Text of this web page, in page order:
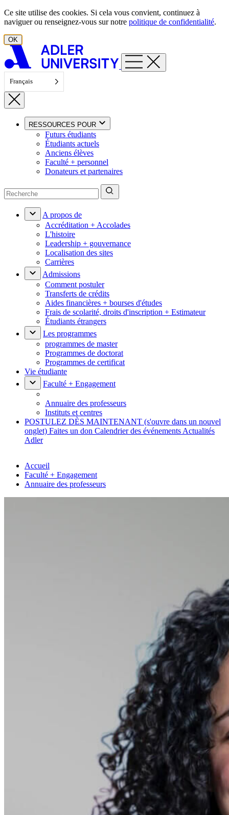
Aller au contenu
Ce site utilise des cookies. Si cela vous convient, continuez à
naviguer ou renseignez-vous sur notre politique de confidentialité.
OK
Français
RESSOURCES POUR
Futurs étudiants
Étudiants actuels
Anciens élèves
Faculté + personnel
Donateurs et partenaires
A propos de
Accréditation + Accolades
L'histoire
Leadership + gouvernance
Localisation des sites
Carrières
Admissions
Comment postuler
Transferts de crédits
Aides financières + bourses d'études
Frais de scolarité, droits d'inscription + Estimateur
Étudiants étrangers
Les programmes
programmes de master
Programmes de doctorat
Programmes de certificat
Vie étudiante
Faculté + Engagement
Annuaire des professeurs
Instituts et centres
POSTULEZ DÈS MAINTENANT (s'ouvre dans un nouvel
onglet) Faites un don Calendrier des événements Actualités
Adler
Accueil
Faculté + Engagement
Annuaire des professeurs